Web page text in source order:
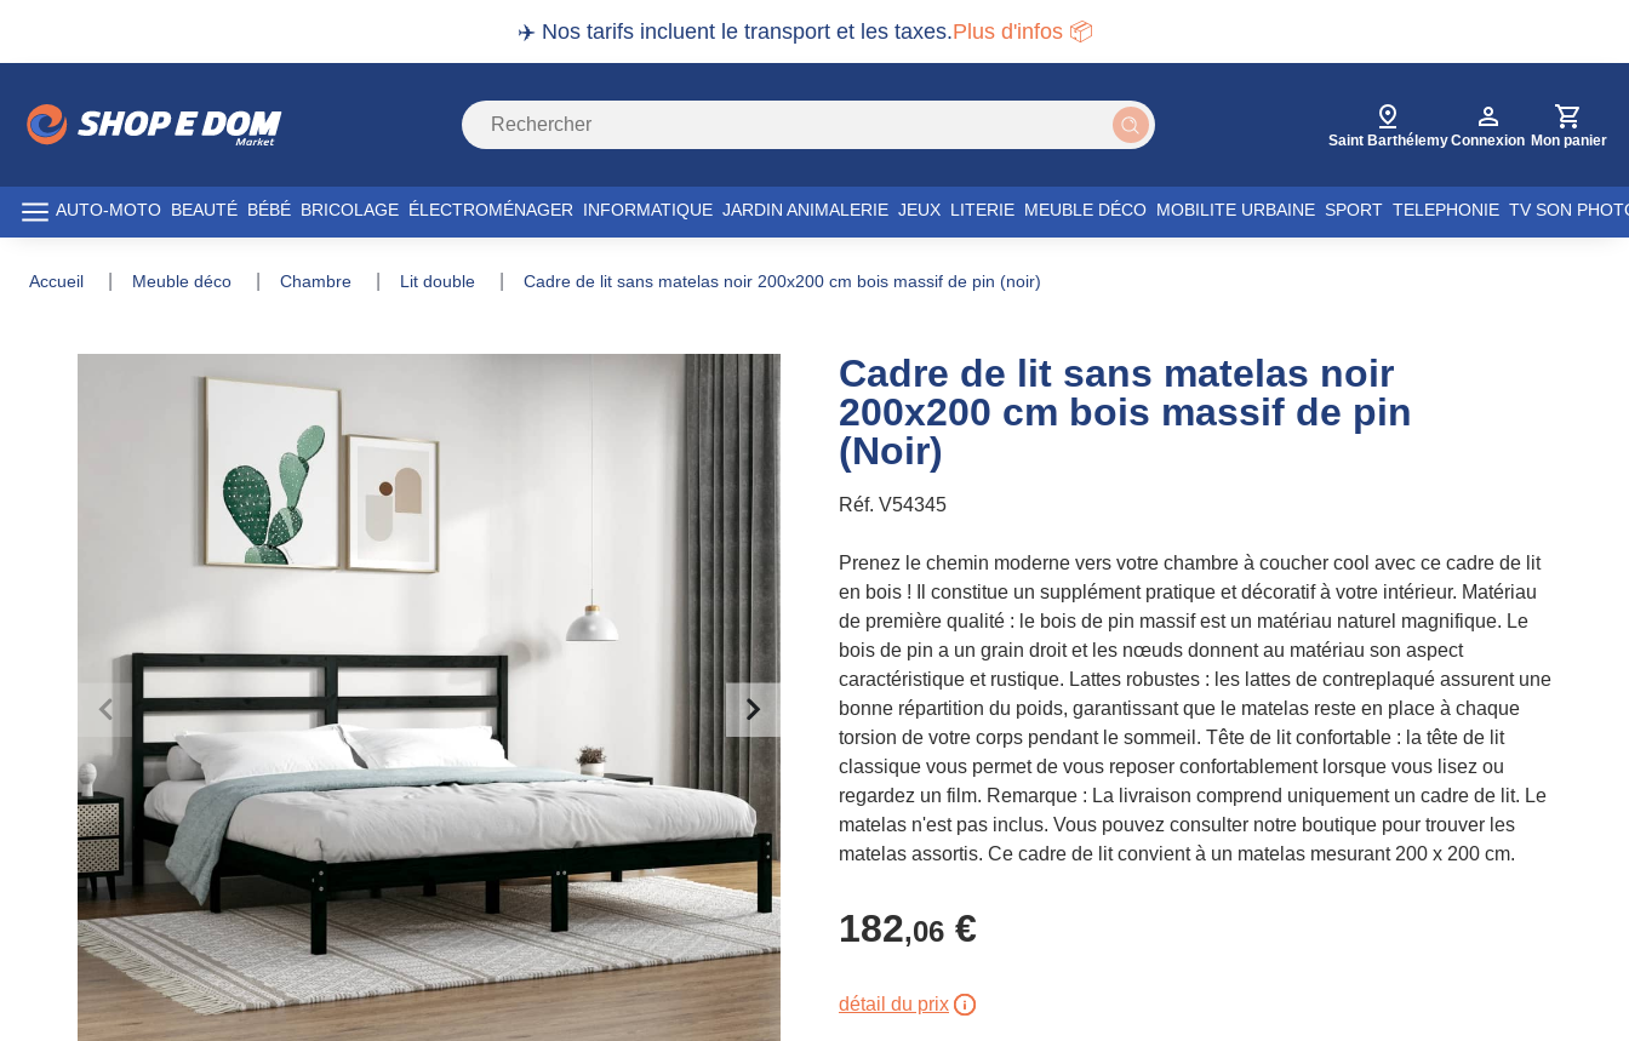
✈️ Nos tarifs incluent le transport et les taxes.Plus d'infos 📦
Saint BarthélemyConnexion Mon panier
AUTO-MOTO BEAUTÉ BÉBÉ BRICOLAGE ÉLECTROMÉNAGER INFORMATIQUE JARDIN ANIMALERIE JEUX LITERIE MEUBLE DÉCO MOBILITE URBAINE SPORT TELEPHONIE TV SON
accueil meuble déco chambre lit double cadre de lit sans matelas noir 200x200 cm bois massif de pin (noir)
Cadre de lit sans matelas noir
200x200 cm bois massif de pin
(Noir)
Réf. V54345
Prenez le chemin moderne vers votre chambre à coucher cool avec ce cadre de lit
en bois ! Il constitue un supplément pratique et décoratif à votre intérieur. Matériau
de première qualité : le bois de pin massif est un matériau naturel magnifique. Le
bois de pin a un grain droit et les nœuds donnent au matériau son aspect
caractéristique et rustique. Lattes robustes : les lattes de contreplaqué assurent une
bonne répartition du poids, garantissant que le matelas reste en place à chaque
torsion de votre corps pendant le sommeil. Tête de lit confortable : la tête de lit
classique vous permet de vous reposer confortablement lorsque vous lisez ou
regardez un film. Remarque : La livraison comprend uniquement un cadre de lit. Le
matelas n'est pas inclus. Vous pouvez consulter notre boutique pour trouver les
matelas assortis. Ce cadre de lit convient à un matelas mesurant 200 x 200 cm.
182,06 €
détail du prix